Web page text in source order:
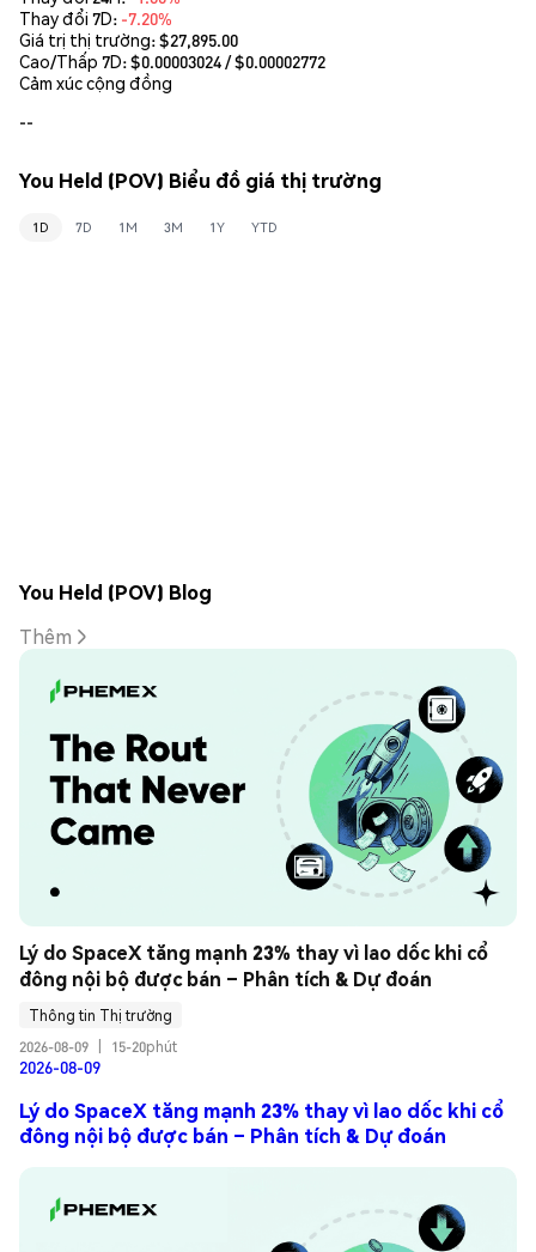
Thay đổi 7D: -7.20%
Giá trị thị trường:$27,895.00
Cao/Thấp 7D: $0.00003024/ $0.00002772
Cảm xúc cộng đồng
--
You Held (POV) Biểu đồ giá thị trường
1D 7D 1M 3M 1Y YTD
You Held (POV) Blog
Thêm
Lý do SpaceX tăng mạnh 23% thay vì lao dốc khi cổ
đông nội bộ được bán – Phân tích & Dự đoán
Thông tin Thị trường
2026-08-09
15-20phút
2026-08-09
Lý do SpaceX tăng mạnh 23% thay vì lao dốc khi cổ
đông nội bộ được bán – Phân tích & Dự đoán